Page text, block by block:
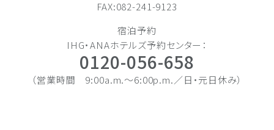
FAX:082-241-9123
宿泊予約
IHG・ANAホテルズ予約センター：
0120-056-658
（営業時間 9:00a.m.〜6:00p.m.／日・元日休み）